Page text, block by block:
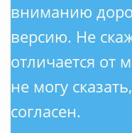
вниманию
версию. Не
отличается от
не могу
согласен.